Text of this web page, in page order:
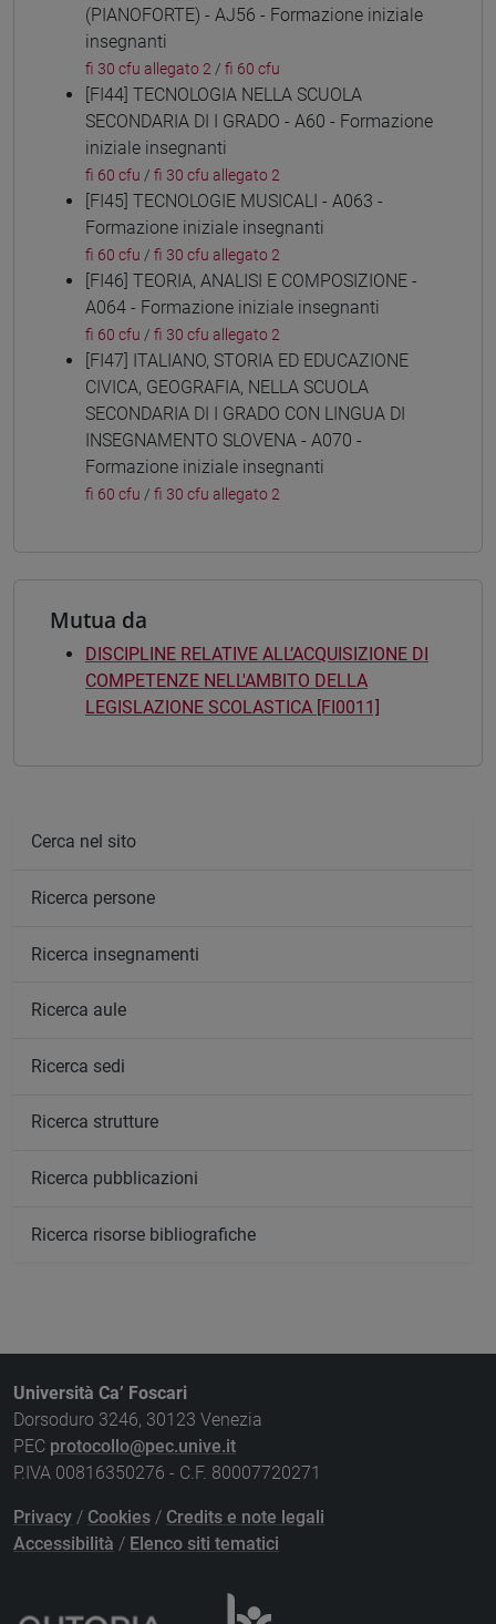
(PIANOFORTE) - AJ56 - Formazione iniziale
insegnanti
fi 30 cfu allegato 2 / fi 60 cfu
[FI44] TECNOLOGIA NELLA SCUOLA
SECONDARIA DI I GRADO - A60 - Formazione
iniziale insegnanti
fi 60 cfu / fi 30 cfu allegato 2
[FI45] TECNOLOGIE MUSICALI - A063 -
Formazione iniziale insegnanti
fi 60 cfu / fi 30 cfu allegato 2
[FI46] TEORIA, ANALISI E COMPOSIZIONE -
A064 - Formazione iniziale insegnanti
fi 60 cfu / fi 30 cfu allegato 2
[FI47] ITALIANO, STORIA ED EDUCAZIONE
CIVICA, GEOGRAFIA, NELLA SCUOLA
SECONDARIA DI I GRADO CON LINGUA DI
INSEGNAMENTO SLOVENA - A070 -
Formazione iniziale insegnanti
fi 60 cfu / fi 30 cfu allegato 2
Mutua da
DISCIPLINE RELATIVE ALL’ACQUISIZIONE DI
COMPETENZE NELL'AMBITO DELLA
LEGISLAZIONE SCOLASTICA [FI0011]
Cerca nel sito
Ricerca persone
Ricerca insegnamenti
Ricerca aule
Ricerca sedi
Ricerca strutture
Ricerca pubblicazioni
Ricerca risorse bibliografiche
Università Ca’ Foscari
Dorsoduro 3246, 30123 Venezia
PEC protocollo@pec.unive.it
P.IVA 00816350276 - C.F. 80007720271
Privacy / Cookies / Credits e note legali
Accessibilità / Elenco siti tematici